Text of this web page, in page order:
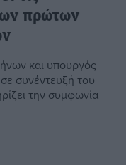
πρώτων
και υπουργός
συνέντευξή του
την συμφωνία